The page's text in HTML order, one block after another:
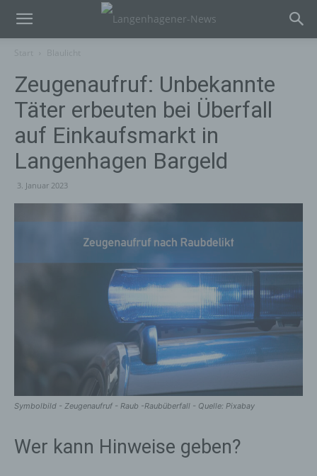
Zeugenaufruf: Unbekannte
Täter erbeuten bei Überfall
auf Einkaufsmarkt in
Langenhagen Bargeld
3. Januar 2023
Symbolbild - Zeugenaufruf - Raub -Raubüberfall - Quelle: Pixabay
Wer kann Hinweise geben?